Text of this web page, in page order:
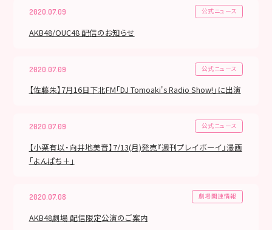
2020.07.09 公式ニュース
AKB48/OUC48 配信のお知らせ
2020.07.09 公式ニュース
【佐藤朱】7月16日下北FM「DJ Tomoaki's Radio Show!」に出演
2020.07.09 公式ニュース
【小栗有以・向井地美音】7/13(月)発売『週刊プレイボーイ』漫画
「よんぱち＋」
2020.07.08 劇場関連情報
AKB48劇場 配信限定公演のご案内